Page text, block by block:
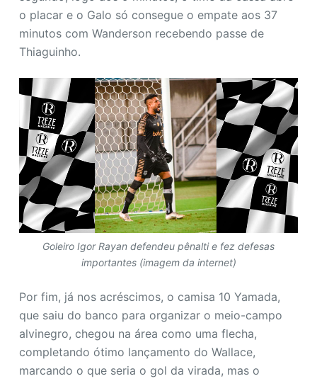
o placar e o Galo só consegue o empate aos 37
minutos com Wanderson recebendo passe de
Thiaguinho.
Goleiro Igor Rayan defendeu pênalti e fez defesas
importantes (imagem da internet)
Por fim, já nos acréscimos, o camisa 10 Yamada,
que saiu do banco para organizar o meio-campo
alvinegro, chegou na área como uma flecha,
completando ótimo lançamento do Wallace,
marcando o que seria o gol da virada, mas o